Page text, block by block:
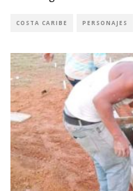
COSTA CARIBE PERSONAJES